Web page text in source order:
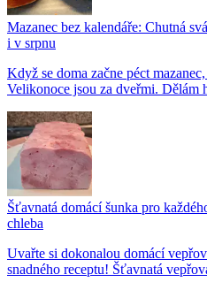
Mazanec bez kalendáře: Chutná
i v srpnu
Když se doma začne péct
Velikonoce jsou za dveřmi. Dělám
Šťavnatá domácí šunka pro
chleba
Uvařte si dokonalou domácí
snadného receptu! Šťavnatá